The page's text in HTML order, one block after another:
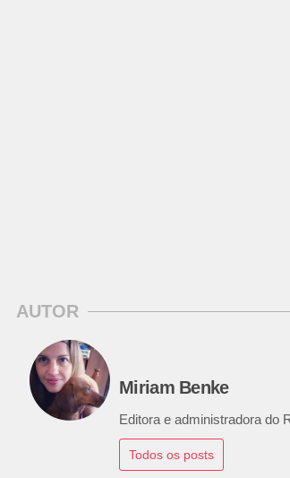
AUTOR
Miriam Benke
Editora e administradora do
Todos os posts